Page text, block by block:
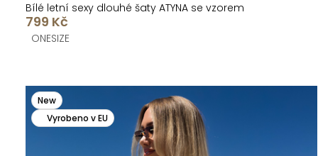
Bílé letní sexy dlouhé šaty ATYNA se vzorem
799 Kč
ONESIZE
New
Vyrobeno v EU